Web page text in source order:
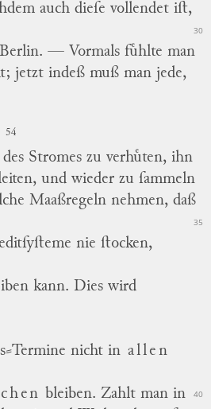
auch dieſe vollendet iſt,
30
Berlin. — Vormals fuͤhlte man
jetzt indeß muß man jede,
54
Stromes zu verhuͤten, ihn
und wieder zu ſammeln
Maaßregeln nehmen, daß
35
nie ſtocken,
kann. Dies wird
nicht in allen
bleiben. Zahlt man in 40